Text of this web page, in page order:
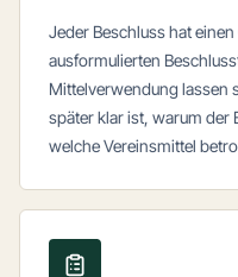
Jeder Beschluss hat
ausformulierten
Mittelverwendung lassen
später klar ist, warum der
welche Vereinsmittel